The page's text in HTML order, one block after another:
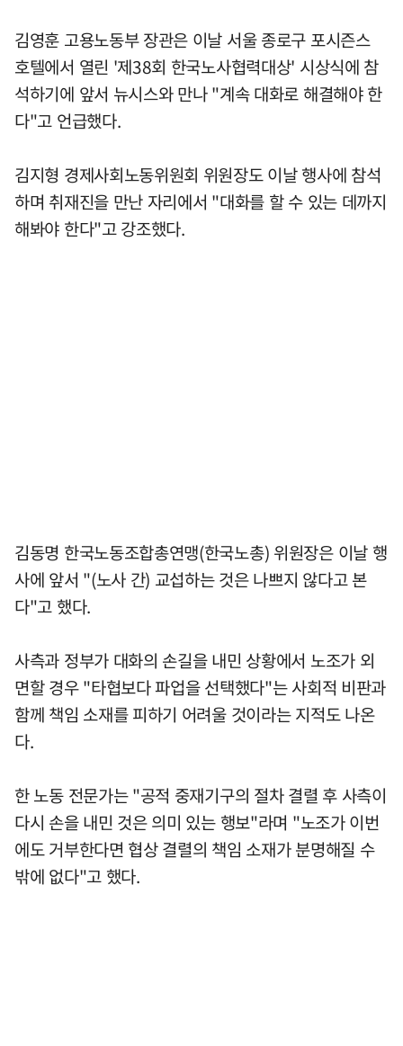
김영훈 고용노동부 장관은 이날 서울 종로구 포시즌스
호텔에서 열린 '제38회 한국노사협력대상' 시상식에 참
석하기에 앞서 뉴시스와 만나 "계속 대화로 해결해야 한
다"고 언급했다.
김지형 경제사회노동위원회 위원장도 이날 행사에 참석
하며 취재진을 만난 자리에서 "대화를 할 수 있는 데까지
해봐야 한다"고 강조했다.
김동명 한국노동조합총연맹(한국노총) 위원장은 이날 행
사에 앞서 "(노사 간) 교섭하는 것은 나쁘지 않다고 본
다"고 했다.
사측과 정부가 대화의 손길을 내민 상황에서 노조가 외
면할 경우 "타협보다 파업을 선택했다"는 사회적 비판과
함께 책임 소재를 피하기 어려울 것이라는 지적도 나온
다.
한 노동 전문가는 "공적 중재기구의 절차 결렬 후 사측이
다시 손을 내민 것은 의미 있는 행보"라며 "노조가 이번
에도 거부한다면 협상 결렬의 책임 소재가 분명해질 수
밖에 없다"고 했다.